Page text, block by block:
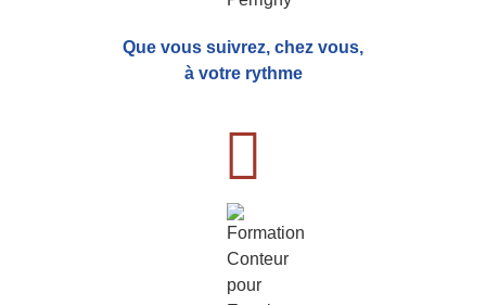
Que vous suivrez, chez vous,
à votre rythme